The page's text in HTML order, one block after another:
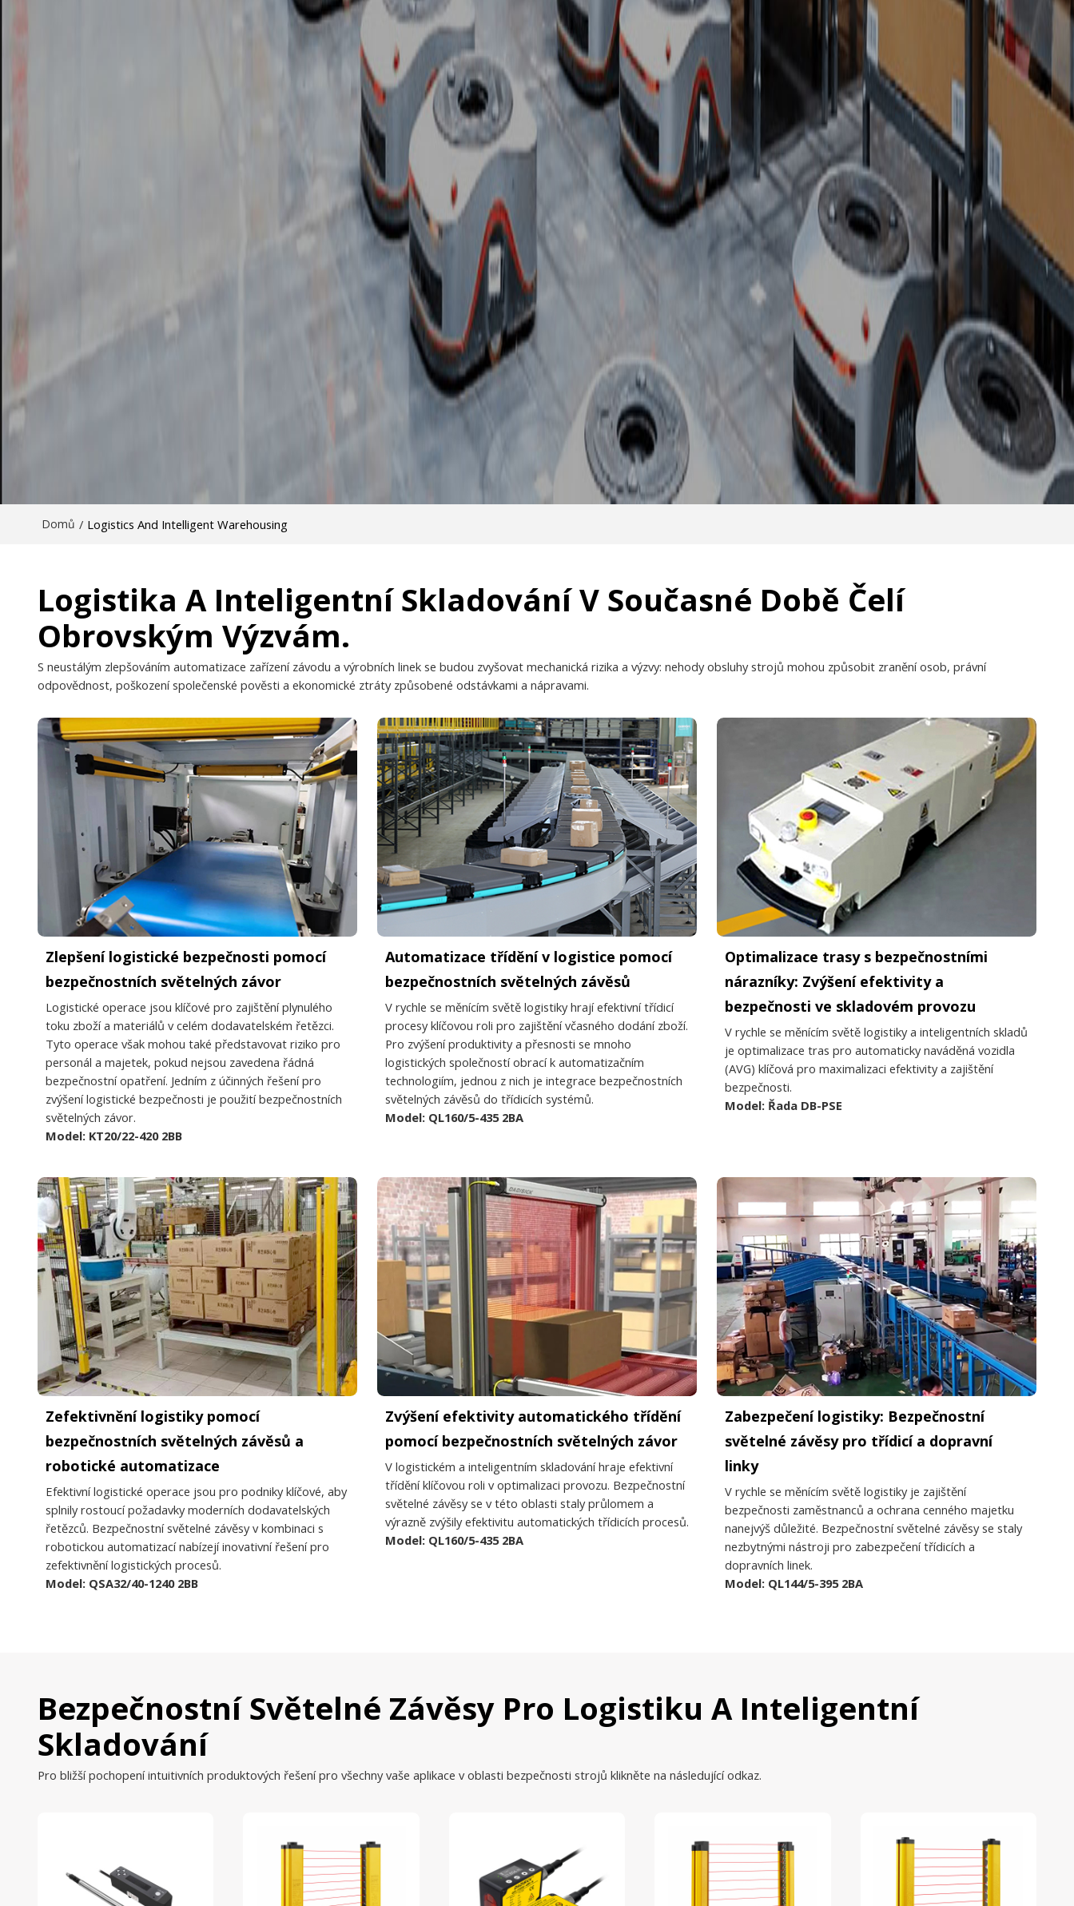
Domů / Logistics And Intelligent Warehousing
Logistika A Inteligentní Skladování V Současné Době Čelí
Obrovským Výzvám.
S neustálým zlepšováním automatizace zařízení závodu a výrobních linek se budou zvyšovat mechanická rizika a výzvy: nehody obsluhy strojů mohou způsobit zranění osob, právní
odpovědnost, poškození společenské pověsti a ekonomické ztráty způsobené odstávkami a nápravami.
Zlepšení logistické bezpečnosti pomocí
bezpečnostních světelných závor
Logistické operace jsou klíčové pro zajištění plynulého
toku zboží a materiálů v celém dodavatelském řetězci.
Tyto operace však mohou také představovat riziko pro
personál a majetek, pokud nejsou zavedena řádná
bezpečnostní opatření. Jedním z účinných řešení pro
zvýšení logistické bezpečnosti je použití bezpečnostních
světelných závor.
Model: KT20/22-420 2BB
Automatizace třídění v logistice pomocí
bezpečnostních světelných závěsů
V rychle se měnícím světě logistiky hrají efektivní třídicí
procesy klíčovou roli pro zajištění včasného dodání zboží.
Pro zvýšení produktivity a přesnosti se mnoho
logistických společností obrací k automatizačním
technologiím, jednou z nich je integrace bezpečnostních
světelných závěsů do třídicích systémů.
Model: QL160/5-435 2BA
Optimalizace trasy s bezpečnostními
nárazníky: Zvýšení efektivity a
bezpečnosti ve skladovém provozu
V rychle se měnícím světě logistiky a inteligentních skladů
je optimalizace tras pro automaticky naváděná vozidla
(AVG) klíčová pro maximalizaci efektivity a zajištění
bezpečnosti.
Model: Řada DB-PSE
Zefektivnění logistiky pomocí
bezpečnostních světelných závěsů a
robotické automatizace
Efektivní logistické operace jsou pro podniky klíčové, aby
splnily rostoucí požadavky moderních dodavatelských
řetězců. Bezpečnostní světelné závěsy v kombinaci s
robotickou automatizací nabízejí inovativní řešení pro
zefektivnění logistických procesů.
Model: QSA32/40-1240 2BB
Zvýšení efektivity automatického třídění
pomocí bezpečnostních světelných závor
V logistickém a inteligentním skladování hraje efektivní
třídění klíčovou roli v optimalizaci provozu. Bezpečnostní
světelné závěsy se v této oblasti staly průlomem a
výrazně zvýšily efektivitu automatických třídicích procesů.
Model: QL160/5-435 2BA
Zabezpečení logistiky: Bezpečnostní
světelné závěsy pro třídicí a dopravní
linky
V rychle se měnícím světě logistiky je zajištění
bezpečnosti zaměstnanců a ochrana cenného majetku
nanejvýš důležité. Bezpečnostní světelné závěsy se staly
nezbytnými nástroji pro zabezpečení třídicích a
dopravních linek.
Model: QL144/5-395 2BA
Bezpečnostní Světelné Závěsy Pro Logistiku A Inteligentní
Skladování
Pro bližší pochopení intuitivních produktových řešení pro všechny vaše aplikace v oblasti bezpečnosti strojů klikněte na následující odkaz.